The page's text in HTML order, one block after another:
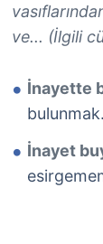
ve... (İlgili
İnayette
bulunmak.
İnayet